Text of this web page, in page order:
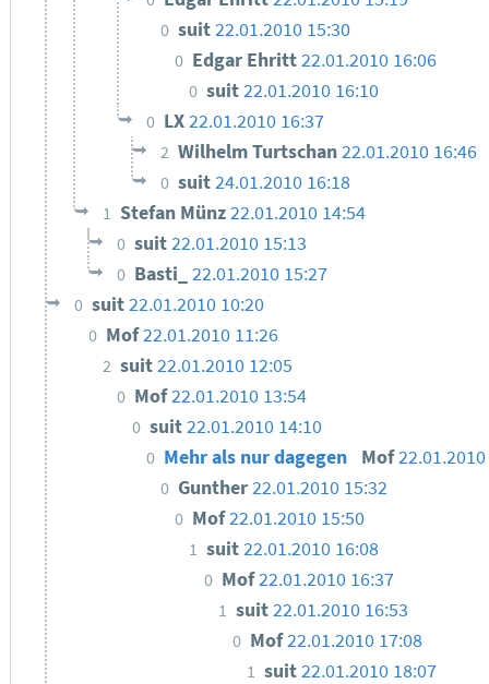
0 suit22.01.2010 15:30
0 Edgar Ehritt22.01.2010 16:06
0 suit22.01.2010 16:10
0 LX22.01.2010 16:37
2 Wilhelm Turtschan22.01.2010 16:46
0 suit24.01.2010 16:18
1 Stefan Münz22.01.2010 14:54
0 suit22.01.2010 15:13
0 Basti_22.01.2010 15:27
0 suit22.01.2010 10:20
0 Mof22.01.2010 11:26
2 suit22.01.2010 12:05
0 Mof22.01.2010 13:54
0 suit22.01.2010 14:10
0 Mehr als nur dagegen Mof
0 Gunther22.01.2010 15:32
0 Mof22.01.2010 15:50
1 suit22.01.2010 16:08
0 Mof22.01.2010 16:37
1 suit22.01.2010 16:53
0 Mof22.01.2010 17:08
1 suit22.01.2010 18:07